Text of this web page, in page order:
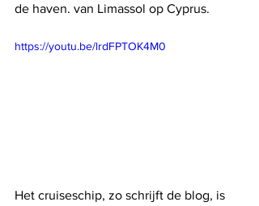
de haven. van Limassol op Cyprus.
https://youtu.be/lrdFPTOK4M0
Het cruiseschip, zo schrijft de blog, is